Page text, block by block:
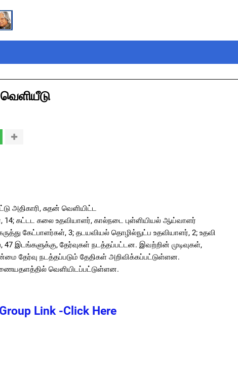
வெளியீடு
அதிகாரி, சுதன் வெளியிட்ட
14; கட்டட கலை உதவியாளர், கால்நடை புள்ளியியல் ஆய்வாளர்
கேட்பாளர்கள், 3; தடயவியல் தொழில்நுட்ப உதவியாளர், 2; உதவி
47 இடங்களுக்கு, தேர்வுகள் நடத்தப்பட்டன. இவற்றின் முடிவுகள்,
தேர்வு நடத்தப்படும் தேதிகள் அறிவிக்கப்பட்டுள்ளன.
வெளியிடப்பட்டுள்ளன.
Link -Click Here